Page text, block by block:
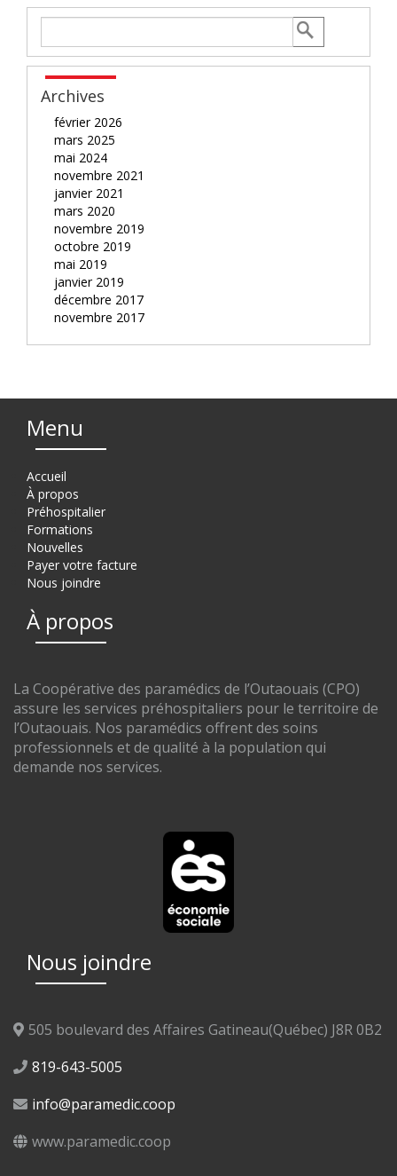
Archives
février 2026
mars 2025
mai 2024
novembre 2021
janvier 2021
mars 2020
novembre 2019
octobre 2019
mai 2019
janvier 2019
décembre 2017
novembre 2017
Menu
Accueil
À propos
Préhospitalier
Formations
Nouvelles
Payer votre facture
Nous joindre
À propos
La Coopérative des paramédics de l’Outaouais (CPO)
assure les services préhospitaliers pour le territoire de
l’Outaouais. Nos paramédics offrent des soins
professionnels et de qualité à la population qui
demande nos services.
Nous joindre
505 boulevard des Affaires Gatineau(Québec) J8R 0B2
819-643-5005
info@paramedic.coop
www.paramedic.coop